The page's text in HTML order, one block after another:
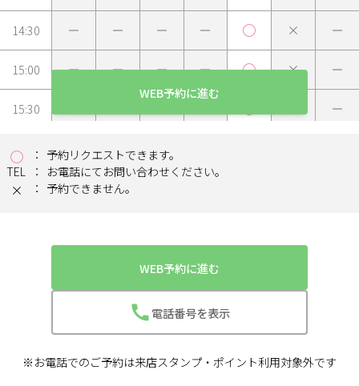
14:30
15:00
15:30
16:00
16:30
WEB予約に進む
予約リクエストできます。
TEL
お電話にてお問い合わせください。
予約できません。
電話番号を表示
WEB予約に進む
※お電話でのご予約は来店スタンプ・ポイント利用対象外です